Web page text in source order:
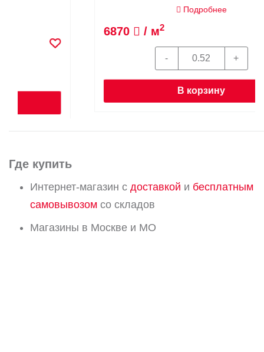
Где купить
доставкой
бесплатным